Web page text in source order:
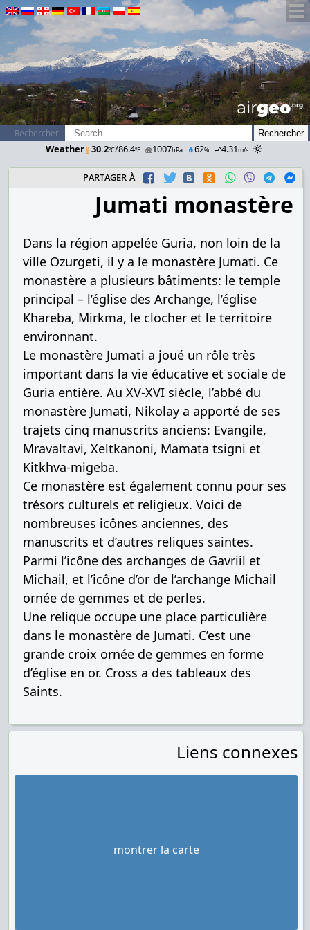
airGEO.oRg
Rechercher :
Weather 30.2ºC/86.4ºF 1007hPa 62% 4.31m/s
partager à
Jumati monastère
Dans la région appelée Guria, non loin de la
ville Ozurgeti, il y a le monastère Jumati. Ce
monastère a plusieurs bâtiments: le temple
principal – l’église des Archange, l’église
Khareba, Mirkma, le clocher et le territoire
environnant.
Le monastère Jumati a joué un rôle très
important dans la vie éducative et sociale de
Guria entière. Au XV-XVI siècle, l’abbé du
monastère Jumati, Nikolay a apporté de ses
trajets cinq manuscrits anciens: Evangile,
Mravaltavi, Xeltkanoni, Mamata tsigni et
Kitkhva-migeba.
Ce monastère est également connu pour ses
trésors culturels et religieux. Voici de
nombreuses icônes anciennes, des
manuscrits et d’autres reliques saintes.
Parmi l’icône des archanges de Gavriil et
Michail, et l’icône d’or de l’archange Michail
ornée de gemmes et de perles.
Une relique occupe une place particulière
dans le monastère de Jumati. C’est une
grande croix ornée de gemmes en forme
d’église en or. Cross a des tableaux des
Saints.
Liens connexes
montrer la carte